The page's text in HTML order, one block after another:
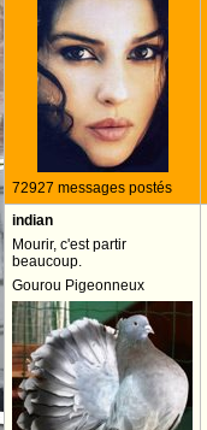
72927 messages postés
indian
Mourir, c'est partir
beaucoup.
Gourou Pigeonneux